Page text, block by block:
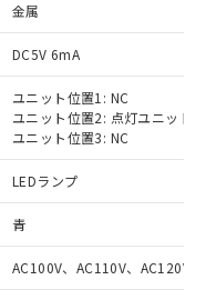
金属
DC5V 6mA
ユニット位置1: NC
ユニット位置2: 点灯ユニット
ユニット位置3: NC
LEDランプ
青
AC100V、AC110V、AC120V